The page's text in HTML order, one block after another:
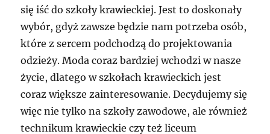
się iść do szkoły krawieckiej. Jest to doskonały
wybór, gdyż zawsze będzie nam potrzeba osób,
które z sercem podchodzą do projektowania
odzieży. Moda coraz bardziej wchodzi w nasze
życie, dlatego w szkołach krawieckich jest
coraz większe zainteresowanie. Decydujemy się
więc nie tylko na szkoły zawodowe, ale również
technikum krawieckie czy też liceum